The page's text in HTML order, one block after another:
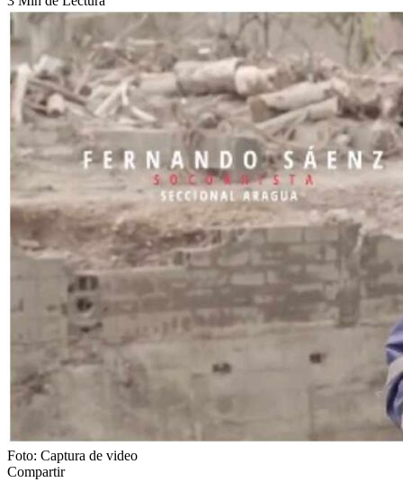
Foto: Captura de video
Compartir